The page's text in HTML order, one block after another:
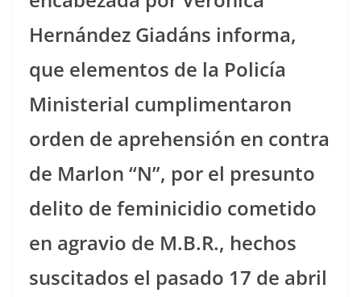
Hernández Giadáns informa,
que elementos de la Policía
Ministerial cumplimentaron
orden de aprehensión en contra
de Marlon “N”, por el presunto
delito de feminicidio cometido
en agravio de M.B.R., hechos
suscitados el pasado 17 de abril